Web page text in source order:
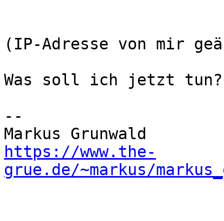
(IP-Adresse von mir
Was soll ich jetzt tun?
--
https://www.the-
grue.de/~markus/